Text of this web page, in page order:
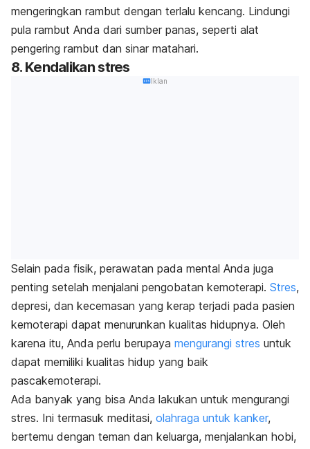
mengeringkan rambut dengan terlalu kencang. Lindungi
pula rambut Anda dari sumber panas, seperti alat
pengering rambut dan sinar matahari.
8. Kendalikan stres
Iklan
Selain pada fisik, perawatan pada mental Anda juga
penting setelah menjalani pengobatan kemoterapi. Stres,
depresi, dan kecemasan yang kerap terjadi pada pasien
kemoterapi dapat menurunkan kualitas hidupnya. Oleh
karena itu, Anda perlu berupaya mengurangi stres untuk
dapat memiliki kualitas hidup yang baik
pascakemoterapi.
Ada banyak yang bisa Anda lakukan untuk mengurangi
stres. Ini termasuk meditasi, olahraga untuk kanker,
bertemu dengan teman dan keluarga, menjalankan hobi,